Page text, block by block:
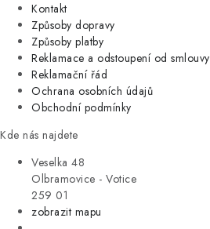
Kontakt
Způsoby dopravy
Způsoby platby
Reklamace a odstoupení od smlouvy
Reklamační řád
Ochrana osobních údajů
Obchodní podmínky
Kde nás najdete
Veselka 48
Olbramovice - Votice
259 01
zobrazit mapu
KUCHYNĚ
ORGANIZACE
DOMÁCNOST
ÚKLID
VÝPRODEJ
ZNAČKY